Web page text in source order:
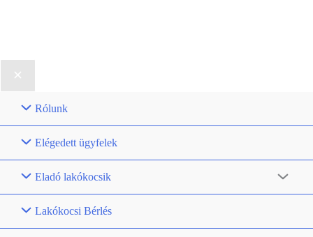
Rólunk
Elégedett ügyfelek
Eladó lakókocsik
Lakókocsi Bérlés